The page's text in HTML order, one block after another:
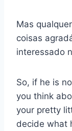
Mas
coisas
interessado
So, if he is
you think
your pretty
decide what